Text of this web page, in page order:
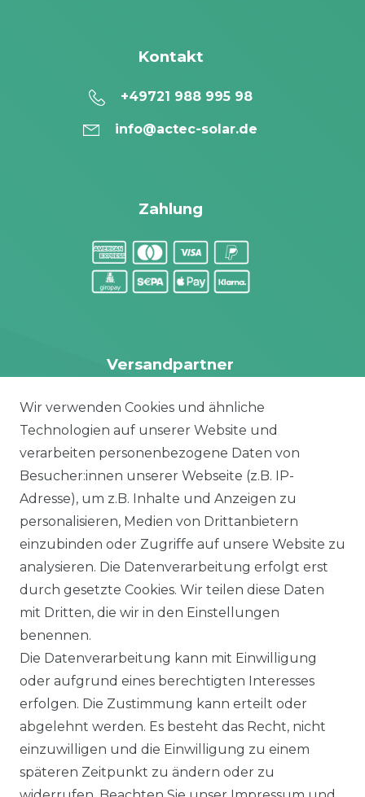
Kontakt
+49721 988 995 98
info@actec-solar.de
Zahlung
Versandpartner
Social Media
KAUFEN
Solar Module
SOLARSPEICHER KAUFEN
Balkonkraftwerk Speicher
Solplanet Batteriespeicher
Growatt Speicher
Trina Solar Speicher
ZUBEHÖR
Unterkonstruktion
Solarkabel & Stecker
Wir verwenden Cookies und ähnliche
Technologien auf unserer Website und
verarbeiten personenbezogene Daten von
Besucher:innen unserer Webseite (z.B. IP-
Adresse), um z.B. Inhalte und Anzeigen zu
personalisieren, Medien von Drittanbietern
einzubinden oder Zugriffe auf unsere Website zu
analysieren. Die Datenverarbeitung erfolgt erst
durch gesetzte Cookies. Wir teilen diese Daten
mit Dritten, die wir in den Einstellungen
benennen.
Die Datenverarbeitung kann mit Einwilligung
oder aufgrund eines berechtigten Interesses
erfolgen. Die Zustimmung kann erteilt oder
abgelehnt werden. Es besteht das Recht, nicht
einzuwilligen und die Einwilligung zu einem
späteren Zeitpunkt zu ändern oder zu